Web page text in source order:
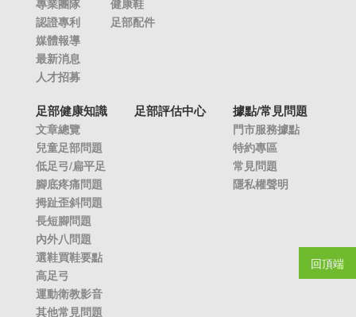
回頂端
專業團隊
認證專利
媒體報導
最新消息
人才招募
健康鞋
足部配件
足部健康知識
文章總覽
兒童足部問題
低足弓/扁平足
腳底疼痛問題
拇趾歪斜問題
長短腳問題
內外八問題
選鞋買鞋要點
高足弓
運動衛教影音
其他常見問題
足部評估中心 據點/常見問題
門市服務據點
特約專區
常見問題
隱私權聲明